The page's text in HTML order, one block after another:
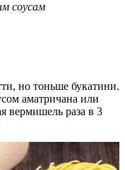
соусам
но тоньше букатини.
аматричана или
вермишель раза в 3